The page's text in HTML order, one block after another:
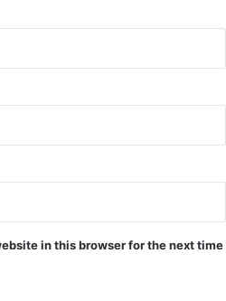
in this browser for the next time